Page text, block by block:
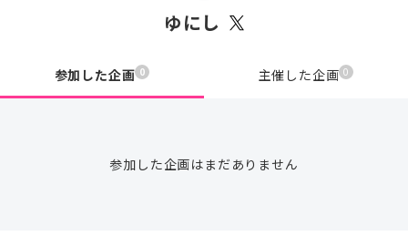
ゆにし
参加した企画 0 主催した企画 0
参加した企画はまだありません